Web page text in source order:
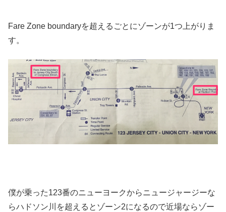
Fare Zone boundaryを超えるごとにゾーンが1つ上がりま
す。
僕が乗った123番のニューヨークからニュージャージーな
らハドソン川を超えるとゾーン2になるので近場ならゾー